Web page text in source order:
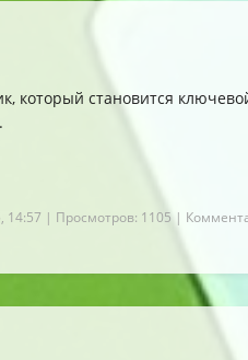
который становится
14:57 | Просмотров: 1105 |